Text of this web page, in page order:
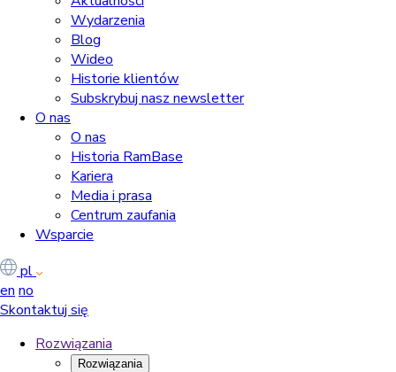
Wydarzenia
Blog
Wideo
Historie klientów
Subskrybuj nasz newsletter
O nas
O nas
Historia RamBase
Kariera
Media i prasa
Centrum zaufania
Wsparcie
pl
en no
Skontaktuj się
Rozwiązania
Rozwiązania